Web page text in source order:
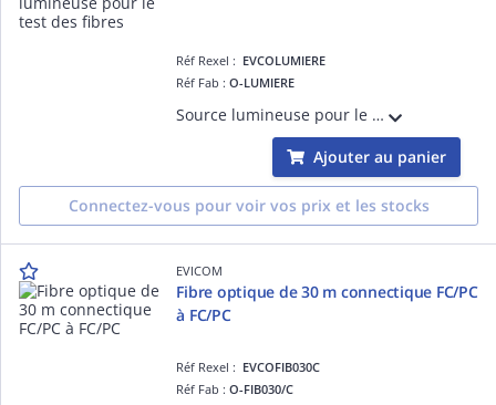
Réf Rexel : EVCOLUMIERE
Réf Fab :O-LUMIERE
Source lumineuse pour le test de la continuité des fibres
Ajouter au panier
Connectez-vous pour voir vos prix et les stocks
EVICOM
Fibre optique de 30 m connectique FC/PC
à FC/PC
Réf Rexel : EVCOFIB030C
Réf Fab :O-FIB030/C